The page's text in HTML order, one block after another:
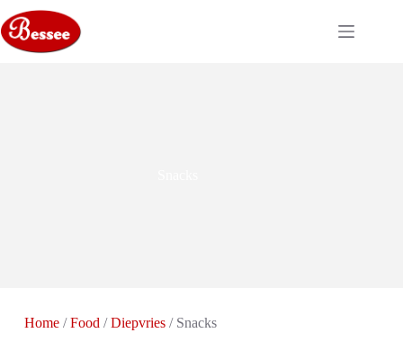
naar
de
inhoud
Home/Food /Diepvries/ Snacks